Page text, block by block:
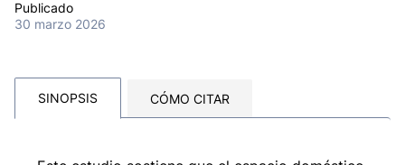
Publicado
30 marzo 2026
SINOPSIS CÓMO CITAR